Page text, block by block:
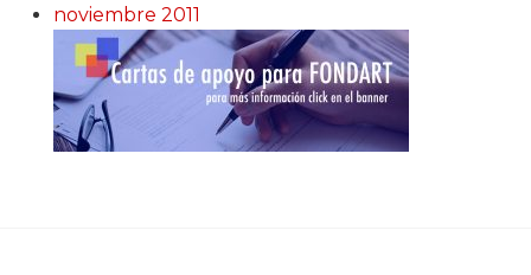
noviembre 2011